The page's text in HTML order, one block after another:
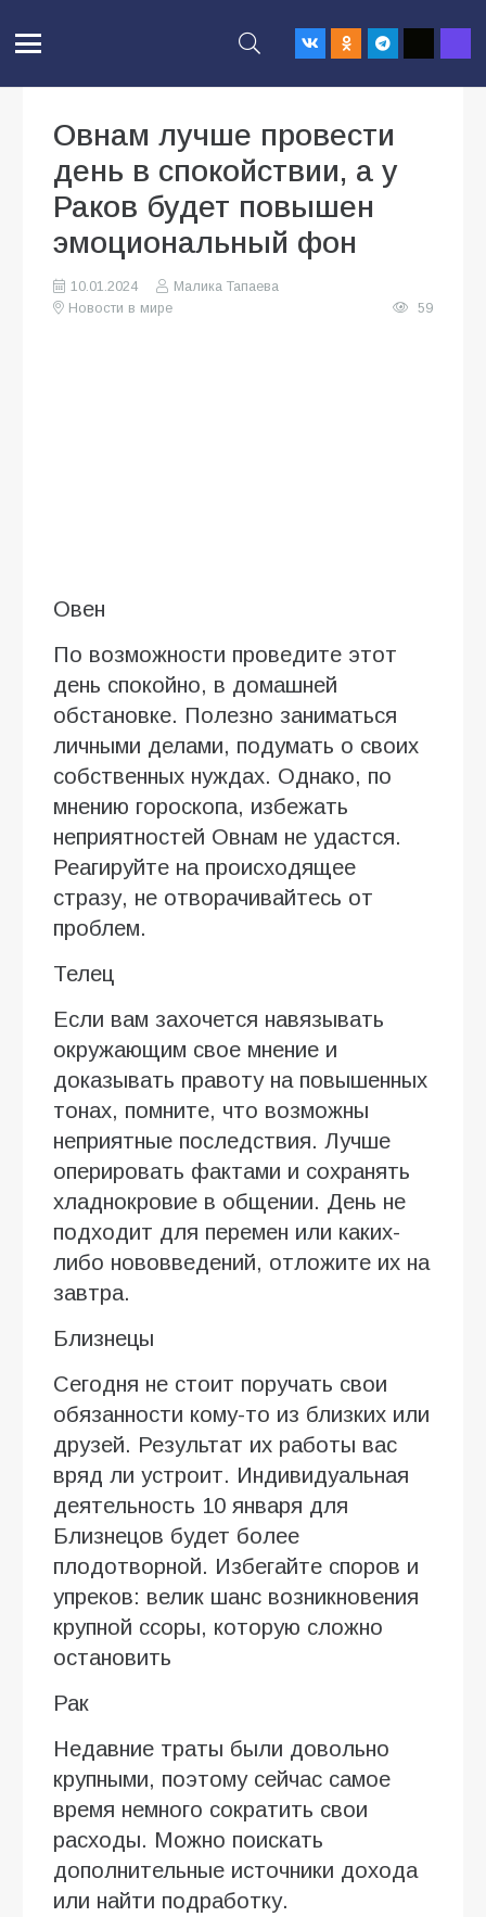
Овнам лучше провести
день в спокойствии, а у
Раков будет повышен
эмоциональный фон
10.01.2024
Малика Тапаева
Новости в мире
59
Овен
По возможности проведите этот
день спокойно, в домашней
обстановке. Полезно заниматься
личными делами, подумать о своих
собственных нуждах. Однако, по
мнению гороскопа, избежать
неприятностей Овнам не удастся.
Реагируйте на происходящее
стразу, не отворачивайтесь от
проблем.
Телец
Если вам захочется навязывать
окружающим свое мнение и
доказывать правоту на повышенных
тонах, помните, что возможны
неприятные последствия. Лучше
оперировать фактами и сохранять
хладнокровие в общении. День не
подходит для перемен или каких-
либо нововведений, отложите их на
завтра.
Близнецы
Сегодня не стоит поручать свои
обязанности кому-то из близких или
друзей. Результат их работы вас
вряд ли устроит. Индивидуальная
деятельность 10 января для
Близнецов будет более
плодотворной. Избегайте споров и
упреков: велик шанс возникновения
крупной ссоры, которую сложно
остановить
Рак
Недавние траты были довольно
крупными, поэтому сейчас самое
время немного сократить свои
расходы. Можно поискать
дополнительные источники дохода
или найти подработку.